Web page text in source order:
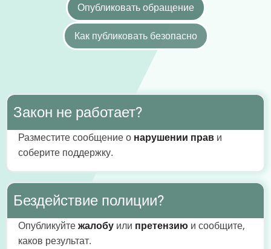
Опубликовать обращение
Как публиковать безопасно
Закон не работает?
Разместите сообщение о нарушении прав и
соберите поддержку.
Бездействие полиции?
Опубликуйтежалобу или претензию и сообщите,
каков результат.